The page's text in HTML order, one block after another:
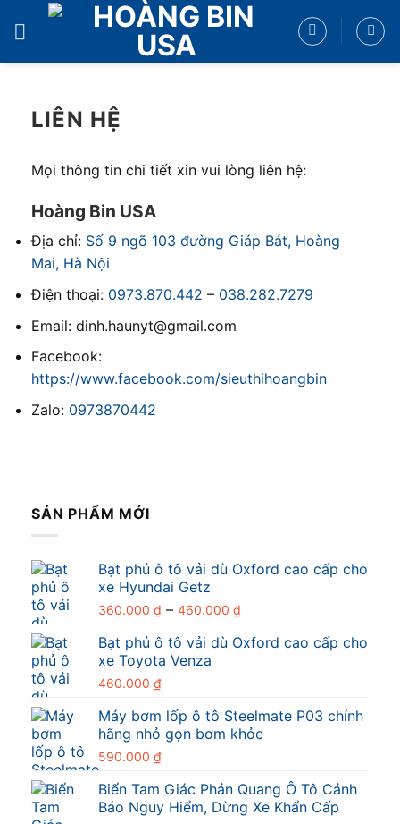
LIÊN HỆ
Mọi thông tin chi tiết xin vui lòng liên hệ:
Hoàng Bin USA
Địa chỉ: Số 9 ngõ 103 đường Giáp Bát, Hoàng
Mai, Hà Nội
Điện thoại: 0973.870.442 – 038.282.7279
Email: dinh.haunyt@gmail.com
Facebook:
https://www.facebook.com/sieuthihoangbin
Zalo: 0973870442
SẢN PHẨM MỚI
Bạt phủ ô tô vải dù Oxford cao cấp cho
xe Hyundai Getz
360.000 ₫ – 460.000 ₫Khoảng
từ
Bạt phủ ô tô vải dù Oxford cao cấp cho
xe Toyota Venza
460.000 ₫
Máy bơm lốp ô tô Steelmate P03 chính
hãng nhỏ gọn bơm khỏe
590.000 ₫
Biển Tam Giác Phản Quang Ô Tô Cảnh
Báo Nguy Hiểm, Dừng Xe Khẩn Cấp